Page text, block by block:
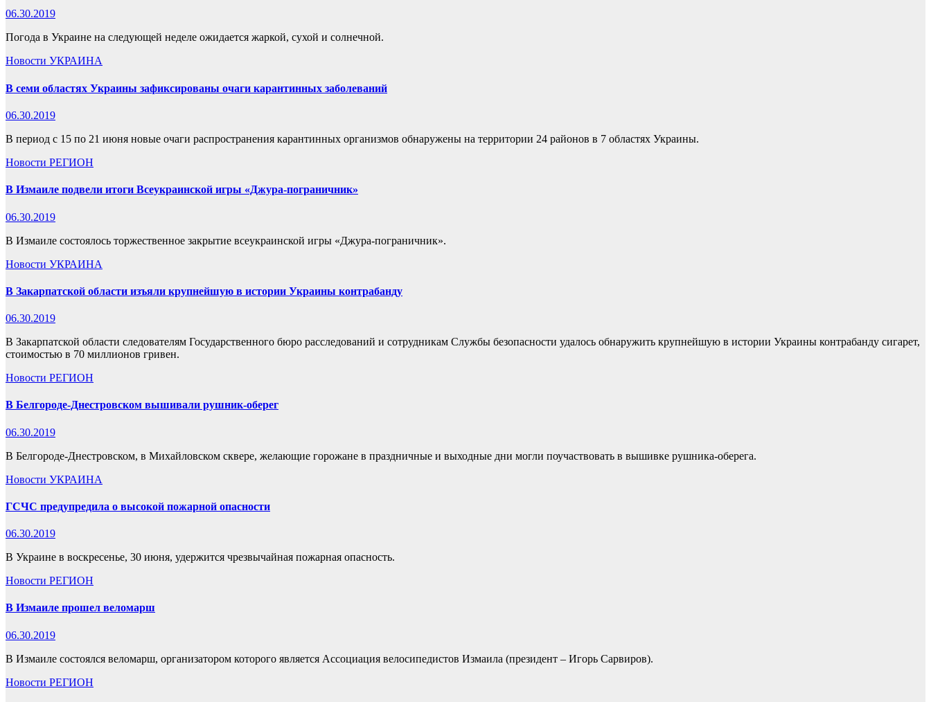
06.30.2019
Погода в Украине на следующей неделе ожидается жаркой, сухой и солнечной.
Новости УКРАИНА
В семи областях Украины зафиксированы очаги карантинных заболеваний
06.30.2019
В период с 15 по 21 июня новые очаги распространения карантинных организмов обнаружены на территории 24 районов в 7 областях Украины.
Новости РЕГИОН
В Измаиле подвели итоги Всеукраинской игры «Джура-пограничник»
06.30.2019
В Измаиле состоялось торжественное закрытие всеукраинской игры «Джура-пограничник».
Новости УКРАИНА
В Закарпатской области изъяли крупнейшую в истории Украины контрабанду
06.30.2019
В Закарпатской области следователям Государственного бюро расследований и сотрудникам Службы безопасности удалось обнаружить крупнейшую в истории Украины контрабанду сигарет,
стоимостью в 70 миллионов гривен.
Новости РЕГИОН
В Белгороде-Днестровском вышивали рушник-оберег
06.30.2019
В Белгороде-Днестровском, в Михайловском сквере, желающие горожане в праздничные и выходные дни могли поучаствовать в вышивке рушника-оберега.
Новости УКРАИНА
ГСЧС предупредила о высокой пожарной опасности
06.30.2019
В Украине в воскресенье, 30 июня, удержится чрезвычайная пожарная опасность.
Новости РЕГИОН
В Измаиле прошел веломарш
06.30.2019
В Измаиле состоялся веломарш, организатором которого является Ассоциация велосипедистов Измаила (президент – Игорь Сарвиров).
Новости РЕГИОН